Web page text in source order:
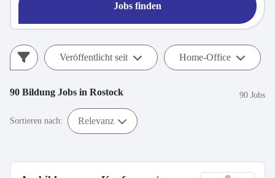
Jobs finden
Veröffentlicht seit Home-Office
90 Bildung Jobs in Rostock 90 Jobs
Sortieren nach: Relevanz